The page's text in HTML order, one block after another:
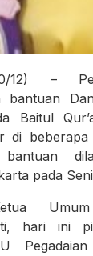
12) –
bantuan
Baitul
di beberapa
bantuan
pada
hari ini